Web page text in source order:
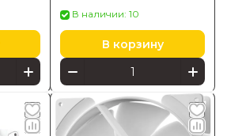
В наличии: 10
В корзину